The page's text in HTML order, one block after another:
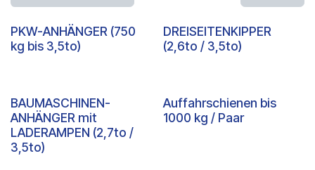
PKW-ANHÄNGER (750
kg bis 3,5to)
DREISEITENKIPPER
(2,6to / 3,5to)
BAUMASCHINEN-
ANHÄNGER mit
LADERAMPEN (2,7to /
3,5to)
Auffahrschienen bis
1000 kg / Paar